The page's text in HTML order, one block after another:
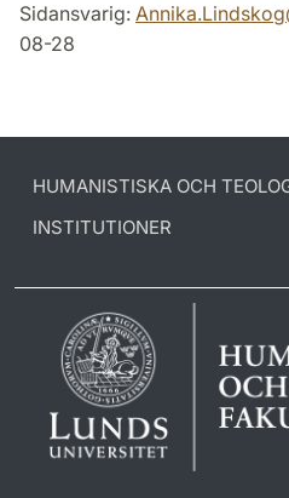
Sidansvarig: Annika.Lindskog
08-28
HUMANISTISKA OCH
INSTITUTIONER